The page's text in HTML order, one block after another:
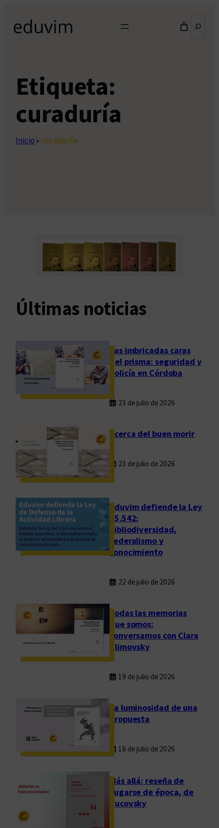
contenido
Etiqueta:
curaduría
Inicio»curaduría
Últimas noticias
Las imbricadas caras
del prisma: seguridad y
policía en Córdoba
23 de julio de 2026
Acerca del buen morir
23 de julio de 2026
Eduvim defiende la Ley
25.542:
bibliodiversidad,
federalismo y
conocimiento
22 de julio de 2026
Todas las memorias
que somos:
conversamos con Clara
Klimovsky
19 de julio de 2026
La luminosidad de una
propuesta
16 de julio de 2026
Más allá: reseña de
Fugarse de época, de
Rucovsky